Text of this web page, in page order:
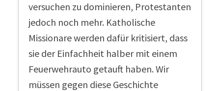
versuchen zu dominieren, Protestanten
jedoch noch mehr. Katholische
Missionare werden dafür kritisiert, dass
sie der Einfachheit halber mit einem
Feuerwehrauto getauft haben. Wir
müssen gegen diese Geschichte